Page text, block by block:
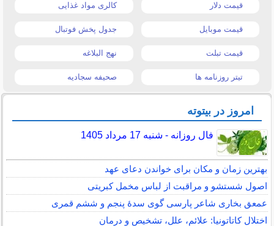
قیمت دلار کالری مواد غذایی
قیمت موبایل جدول پخش فوتبال
قیمت تبلت نهج البلاغه
تیتر روزنامه ها صحیفه سجادیه
امروز در بیتوته
فال روزانه - شنبه 17 مرداد 1405
بهترین زمان و مکان برای خواندن دعای عهد
اصول شستشو و مراقبت از لباس مخمل کبریتی
عمعق بخاری شاعر پارسی گوی سدهٔ پنجم و ششم قمری
اختلال کاتاتونیا: علائم، علل، تشخیص و درمان